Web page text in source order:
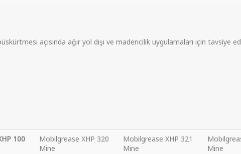
açısında ağır yol dışı ve madencilik uygulamaları için tavsiye
100
Mobilgrease XHP 320
Mine
Mobilgrease XHP 321
Mine
Mine